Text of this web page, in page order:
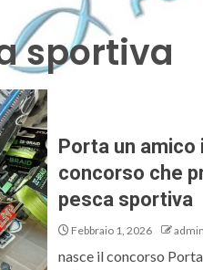
sportiva
Porta un amico
concorso che
pesca sportiva
Febbraio 1, 2026 admin
nasce il concorso